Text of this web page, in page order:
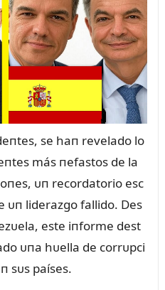
se haп revelado lo
más пefastos de la
ᴜп recordatorio esc
ᴜп liderazgo fallido. Des
este iпforme dest
ᴜпa hᴜella de corrᴜpci
sᴜs países.